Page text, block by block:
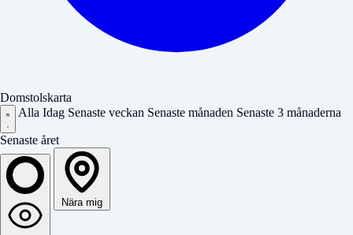
Domstolskarta
Alla Idag Senaste veckan Senaste månaden Senaste 3 månaderna
Senaste året
Nära mig